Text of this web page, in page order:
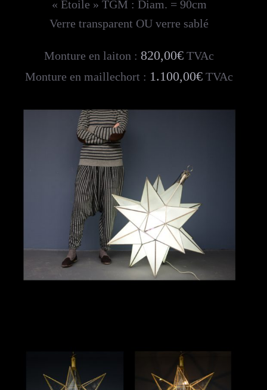
« Étoile » TGM : Diam. = 90cm
Verre transparent OU verre sablé
Monture en laiton : 820,00€ TVAc
Monture en maillechort : 1.100,00€ TVAc